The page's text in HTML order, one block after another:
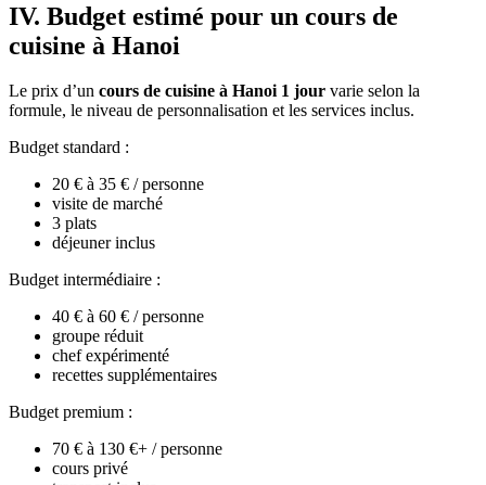
IV. Budget estimé pour un cours de
cuisine à Hanoi
Le prix d’un cours de cuisine à Hanoi 1 jour varie selon la
formule, le niveau de personnalisation et les services inclus.
Budget standard :
20 € à 35 € / personne
visite de marché
3 plats
déjeuner inclus
Budget intermédiaire :
40 € à 60 € / personne
groupe réduit
chef expérimenté
recettes supplémentaires
Budget premium :
70 € à 130 €+ / personne
cours privé